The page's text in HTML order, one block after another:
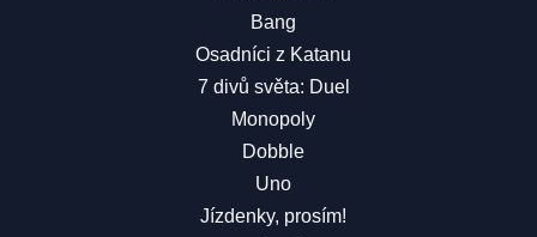
Bang
Osadníci z Katanu
7 divů světa: Duel
Monopoly
Dobble
Uno
Jízdenky, prosím!